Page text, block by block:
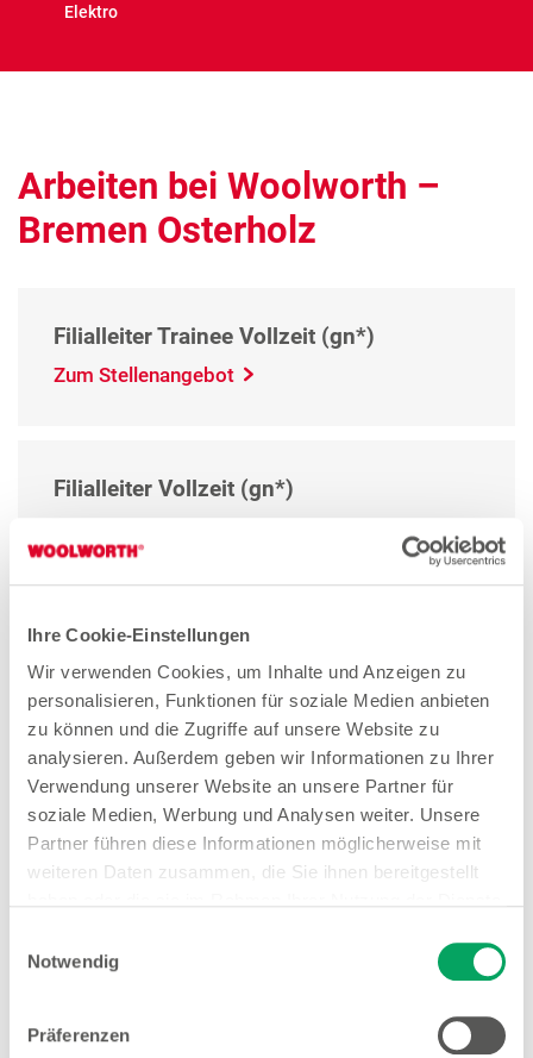
Ihre Cookie-Einstellungen
Wir verwenden Cookies, um Inhalte und Anzeigen zu
personalisieren, Funktionen für soziale Medien anbieten
zu können und die Zugriffe auf unsere Website zu
analysieren. Außerdem geben wir Informationen zu Ihrer
Verwendung unserer Website an unsere Partner für
soziale Medien, Werbung und Analysen weiter. Unsere
Partner führen diese Informationen möglicherweise mit
weiteren Daten zusammen, die Sie ihnen bereitgestellt
Einstellungen zu den Cookies finden Sie
Notwendig
Präferenzen
Elektro
Arbeiten bei Woolworth –
Bremen Osterholz
Filialleiter Trainee Vollzeit (gn*)
Zum Stellenangebot
Filialleiter Vollzeit (gn*)
Quereinsteiger Verkauf Teilzeit (gn*)
Zum Stellenangebot
Verkäuferin Teilzeit (gn*)
Zum Stellenangebot
Woolworth – Bremen